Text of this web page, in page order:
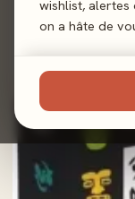
wishlist, alertes
on a hâte de
50/50 -
Chance